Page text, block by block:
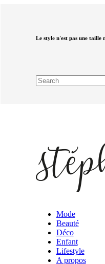
Le style n'est pas une taille
Mode
Beauté
Déco
Enfant
Lifestyle
A propos